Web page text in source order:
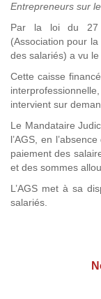
Entrepreneurs sur
Par la loi du 27
(Association pour
des salariés) a vu le
Cette caisse
intervient sur
Le Mandataire
l’AGS, en
paiement des
et des sommes
L’AGS met à sa
salariés.